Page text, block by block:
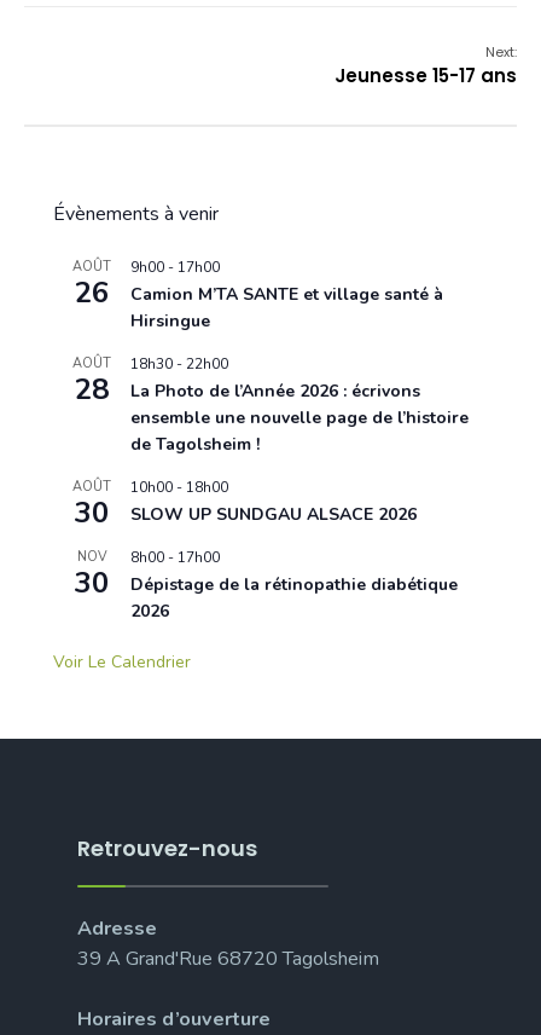
Next:
Jeunesse 15-17 ans
Évènements à venir
AOÛT
26
9h00 - 17h00
Camion M’TA SANTE et village santé à
Hirsingue
AOÛT
28
18h30 -22h00
La Photo de l’Année 2026 : écrivons
ensemble une nouvelle page de l’histoire
de Tagolsheim !
AOÛT
30
10h00 - 18h00
SLOW UP SUNDGAU ALSACE 2026
NOV
30
8h00 - 17h00
Dépistage de la rétinopathie diabétique
2026
Voir Le Calendrier
Retrouvez-nous
Adresse
39 A Grand'Rue 68720 Tagolsheim
Horaires d’ouverture